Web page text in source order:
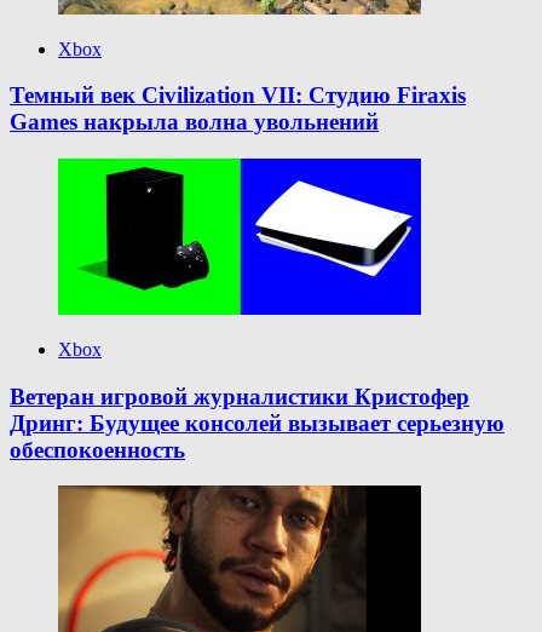
Xbox
Темный век Civilization VII: Студию Firaxis
Games накрыла волна увольнений
Xbox
Ветеран игровой журналистики Кристофер
Дринг: Будущее консолей вызывает серьезную
обеспокоенность